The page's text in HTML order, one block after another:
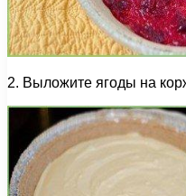
2. Выложите ягоды на